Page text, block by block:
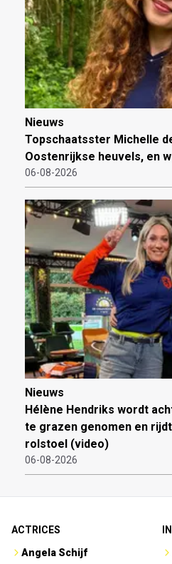
Nieuws
Topschaatsster Michelle
Oostenrijkse heuvels, en
06-08-2026
Nieuws
Hélène Hendriks wordt
te grazen genomen en
rolstoel (video)
06-08-2026
ACTRICES
Angela Schijf